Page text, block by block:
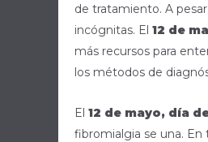
de tratamiento. A
incógnitas. El 12 de
más recursos para
los métodos de
El 12 de mayo, día
fibromialgia se una.